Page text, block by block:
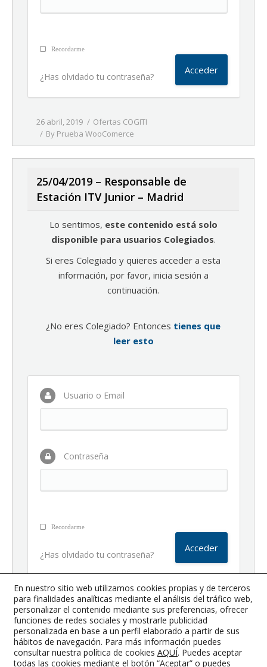
Recordarme
¿Has olvidado tu contraseña?
26 abril, 2019
Ofertas COGITI
By Prueba WooComerce
25/04/2019 – Responsable de
Estación ITV Junior – Madrid
Lo sentimos, este contenido está solo
disponible para usuarios Colegiados.
Si eres Colegiado y quieres acceder a esta
información, por favor, inicia sesión a
continuación.
¿No eres Colegiado? Entonces tienes que
leer esto
Usuario o Email
Contraseña
Recordarme
¿Has olvidado tu contraseña?
26 abril, 2019
Ofertas COGITI
ByPrueba WooComerce
En nuestro sitio web utilizamos cookies propias y de terceros
para finalidades analíticas mediante el análisis del tráfico web,
personalizar el contenido mediante sus preferencias, ofrecer
funciones de redes sociales y mostrarle publicidad
personalizada en base a un perfil elaborado a partir de sus
hábitos de navegación. Para más información puedes
consultar nuestra política de cookies AQUÍ. Puedes aceptar
todas las cookies mediante el botón “Aceptar” o puedes